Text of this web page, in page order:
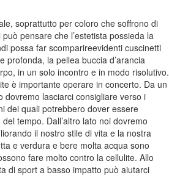
soprattutto per coloro che soffrono di
può pensare che l’estetista possieda la
possa far scomparireevidenti cuscinetti
profonda, la pellea buccia d’arancia
in un solo incontro e in modo risolutivo.
è importante operare in concerto. Da un
dovremo lasciarci consigliare verso i
dei quali potrebbero dover essere
tempo. Dall’altro lato noi dovremo
il nostro stile di vita e la nostra
e verdura e bere molta acqua sono
fare molto contro la cellulite. Allo
di sport a basso impatto può aiutarci